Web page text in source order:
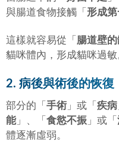
與腸道食物接觸「 形成
這樣就容易從「 腸道壁的
貓咪體內，形成貓咪過敏
2. 病後與術後的恢復
部分的「 手術 」或「 疾病
能」、「 食慾不振 」或「
體逐漸虛弱。